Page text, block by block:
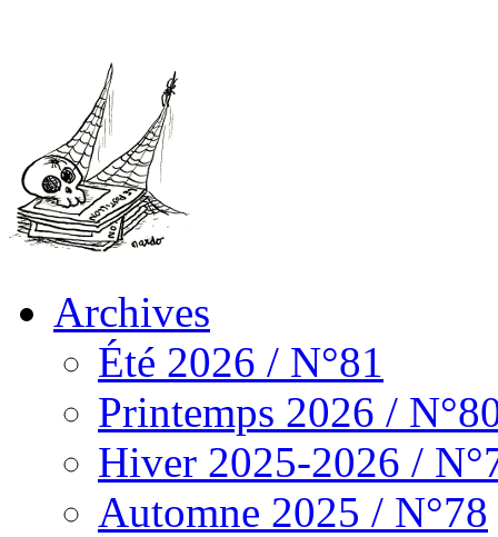
Archives
Été 2026 / N°81
Printemps 2026 /
Hiver 2025-2026 /
Automne 2025 / N°78